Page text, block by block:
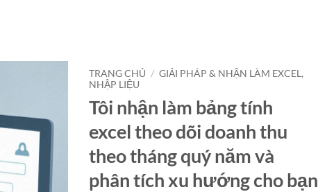
TRANG CHỦ / GIẢI PHÁP & NHẬN LÀM EXCEL,
NHẬP LIỆU
Tôi nhận làm bảng tính
excel theo dõi doanh thu
theo tháng quý năm và
phân tích xu hướng cho bạn